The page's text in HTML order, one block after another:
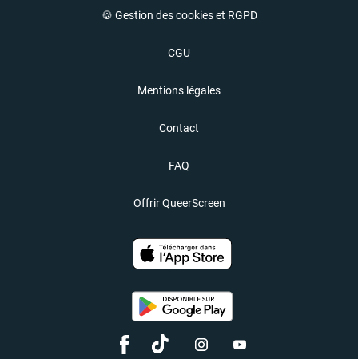
🍪 Gestion des cookies et RGPD
CGU
Mentions légales
Contact
FAQ
Offrir QueerScreen